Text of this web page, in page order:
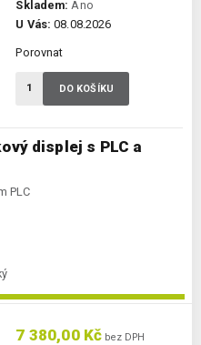
displej s PLC a
PLC
Skladem: Ano
U Vás: 08.08.2026
Porovnat
DO KOŠÍKU
7 380,00 Kč bez DPH